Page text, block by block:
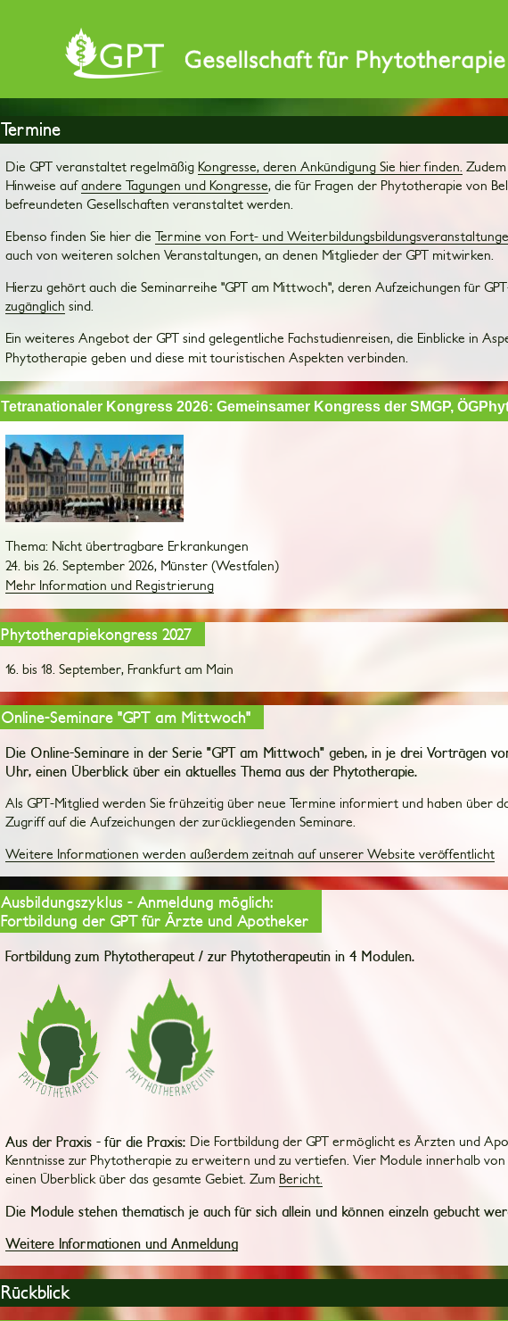
Termine
Die GPT veranstaltet regelmäßigKongresse, deren Ankündigung Sie hier finden.
Hinweise aufandere Tagungen und Kongresse, die für Fragen der Phytotherapie von
befreundeten Gesellschaften veranstaltet werden.
Ebenso finden Sie hier dieTermine von Fort- und
auch von weiteren solchen Veranstaltungen, an denen Mitglieder der GPT mitwirken.
Hierzu gehört auch die Seminarreihe "GPT am Mittwoch", deren Aufzeichungen für
zugänglich sind.
Ein weiteres Angebot der GPT sind gelegentliche Fachstudienreisen, die Einblicke in
Phytotherapie geben und diese mit touristischen Aspekten verbinden.
Tetranationaler Kongress 2026: Gemeinsamer Kongress der SMGP,
Thema: Nicht übertragbare Erkrankungen
24. bis 26. September 2026, Münster (Westfalen)
Mehr Information und Registrierung
Phytotherapiekongress 2027
16. bis 18. September, Frankfurt am Main
Online-Seminare "GPT am Mittwoch"
Die Online-Seminare in der Serie "GPT am Mittwoch" geben, in je drei Vorträgen
Uhr, einen Überblick über ein aktuelles Thema aus der Phytotherapie.
Als GPT-Mitglied werden Sie frühzeitig über neue Termine informiert und haben über
Zugriff auf die Aufzeichungen der zurückliegenden Seminare.
Weitere Informationen werden außerdem zeitnah auf unserer Website veröffentlicht
Ausbildungszyklus - Anmeldung möglich:
Fortbildung der GPT für Ärzte und Apotheker
Fortbildung zum Phytotherapeut / zur Phytotherapeutin in 4 Modulen.
Aus der Praxis - für die Praxis: Die Fortbildung der GPT ermöglicht es Ärzten und
Kenntnisse zur Phytotherapie zu erweitern und zu vertiefen. Vier Module innerhalb von
einen Überblick über das gesamte Gebiet. Zum Bericht.
Die Module stehen thematisch je auch für sich allein und können einzeln gebucht
Weitere Informationen und Anmeldung
Rückblick